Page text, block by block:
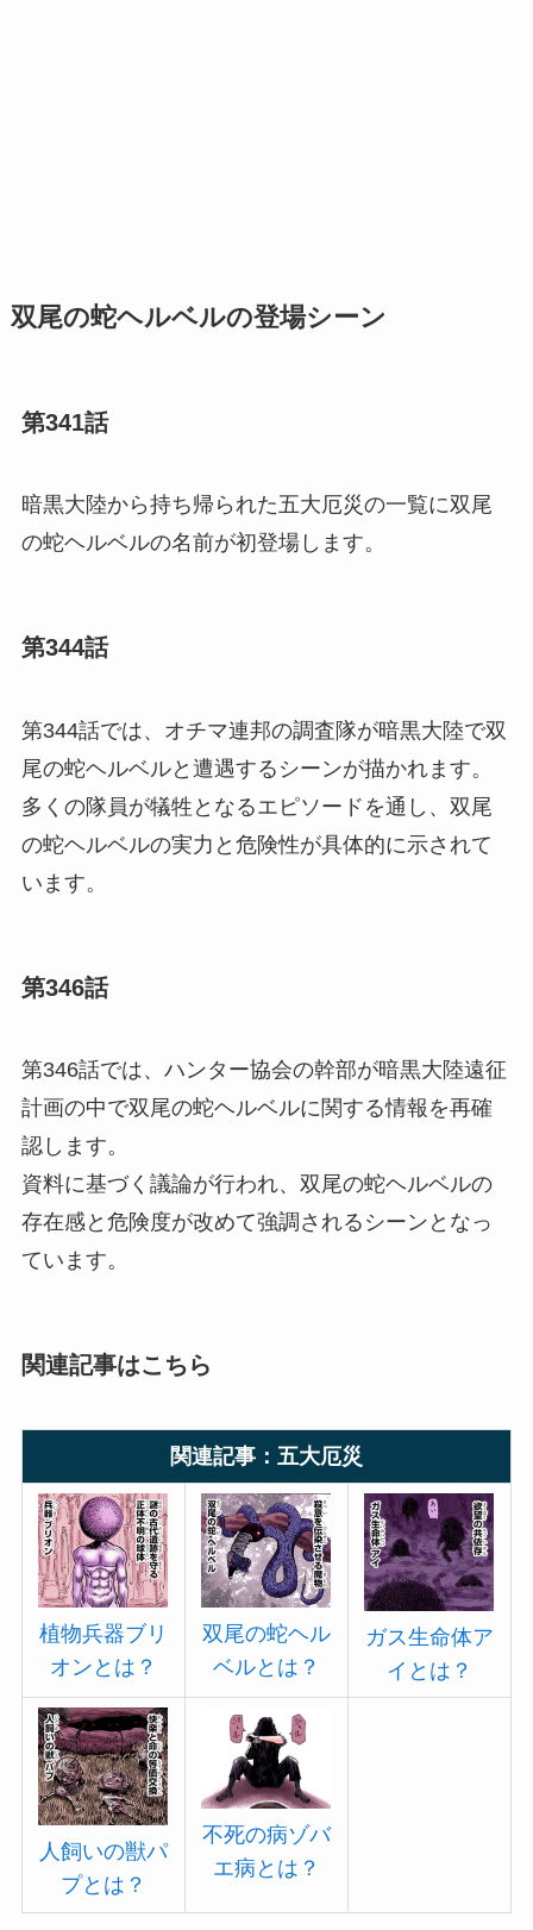
双尾の蛇ヘルベルの登場シーン
第341話
暗黒大陸から持ち帰られた五大厄災の一覧に双尾
の蛇ヘルベルの名前が初登場します。
第344話
第344話では、オチマ連邦の調査隊が暗黒大陸で双
尾の蛇ヘルベルと遭遇するシーンが描かれます。
多くの隊員が犠牲となるエピソードを通し、双尾
の蛇ヘルベルの実力と危険性が具体的に示されて
います。
第346話
第346話では、ハンター協会の幹部が暗黒大陸遠征
計画の中で双尾の蛇ヘルベルに関する情報を再確
認します。
資料に基づく議論が行われ、双尾の蛇ヘルベルの
存在感と危険度が改めて強調されるシーンとなっ
ています。
関連記事はこちら
関連記事：五大厄災
植物兵器ブリ
オンとは？
双尾の蛇ヘル
ベルとは？
ガス生命体ア
イとは？
人飼いの獣パ
プとは？
不死の病ゾバ
エ病とは？